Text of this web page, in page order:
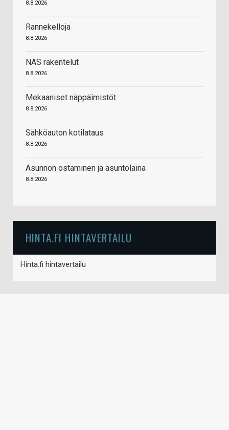
8.8.2026
Rannekelloja
8.8.2026
NAS rakentelut
8.8.2026
Mekaaniset näppäimistöt
8.8.2026
Sähköauton kotilataus
8.8.2026
Asunnon ostaminen ja asuntolaina
8.8.2026
HINTA.FI HINTAVERTAILU
Hinta.fi hintavertailu